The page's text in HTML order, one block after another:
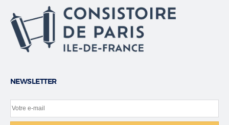
NEWSLETTER
Votre e-mail
Site web